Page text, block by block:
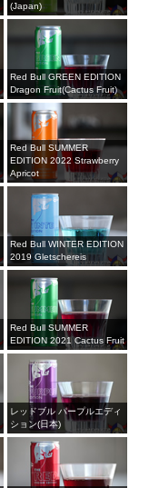
(Japan)
Red Bull GREEN EDITION
Dragon Fruit(Cactus Fruit)
Red Bull SUMMER
EDITION 2022 Strawberry
Apricot
Red Bull WINTER EDITION
2019 Gletschereis
Red Bull SUMMER
EDITION 2021 Cactus Fruit
レッドブル パープルエディ
ション(日本)